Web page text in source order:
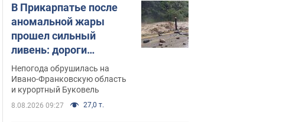
В Прикарпатье после
аномальной жары
прошел сильный
ливень: дороги
превратились в реки.
Видео
Непогода обрушилась на
Ивано-Франковскую область
и курортный Буковель
8.08.2026 09:27 27,0 т.